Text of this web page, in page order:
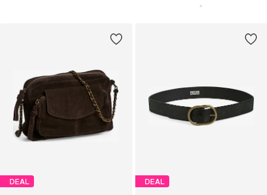
DEAL DEAL